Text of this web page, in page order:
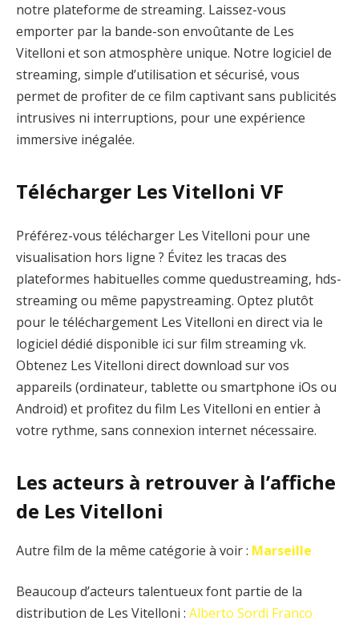
notre plateforme de streaming. Laissez-vous
emporter par la bande-son envoûtante de Les
Vitelloni et son atmosphère unique. Notre logiciel de
streaming, simple d’utilisation et sécurisé, vous
permet de profiter de ce film captivant sans publicités
intrusives ni interruptions, pour une expérience
immersive inégalée.
Télécharger Les Vitelloni VF
Préférez-vous télécharger Les Vitelloni pour une
visualisation hors ligne ? Évitez les tracas des
plateformes habituelles comme quedustreaming, hds-
streaming ou même papystreaming. Optez plutôt
pour le téléchargement Les Vitelloni en direct via le
logiciel dédié disponible ici sur film streaming vk.
Obtenez Les Vitelloni direct download sur vos
appareils (ordinateur, tablette ou smartphone iOs ou
Android) et profitez du film Les Vitelloni en entier à
votre rythme, sans connexion internet nécessaire.
Les acteurs à retrouver à l’affiche
de Les Vitelloni
Autre film de la même catégorie à voir : Marseille
Beaucoup d’acteurs talentueux font partie de la
distribution de Les Vitelloni : Alberto Sordi Franco